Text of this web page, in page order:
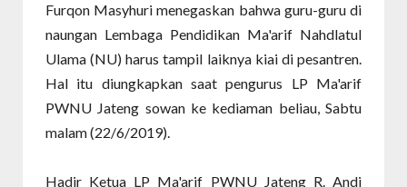
Furqon Masyhuri menegaskan bahwa guru-guru di
naungan Lembaga Pendidikan Ma'arif Nahdlatul
Ulama (NU) harus tampil laiknya kiai di pesantren.
Hal itu diungkapkan saat pengurus LP Ma'arif
PWNU Jateng sowan ke kediaman beliau, Sabtu
malam (22/6/2019).
Hadir Ketua LP Ma'arif PWNU Jateng R. Andi